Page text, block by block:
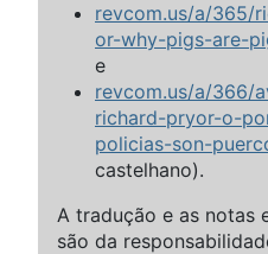
revcom.us/a/365/
or-why-pigs-are-
e
revcom.us/a/366/
richard-pryor-o-
policias-son-
castelhano).
A tradução e as notas
são da